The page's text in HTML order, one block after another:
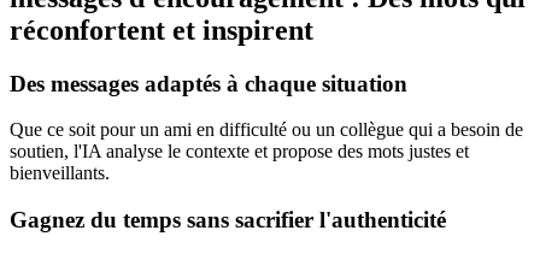
réconfortent et inspirent
Des messages adaptés à chaque situation
Que ce soit pour un ami en difficulté ou un collègue qui a besoin de
soutien, l'IA analyse le contexte et propose des mots justes et
bienveillants.
Gagnez du temps sans sacrifier l'authenticité